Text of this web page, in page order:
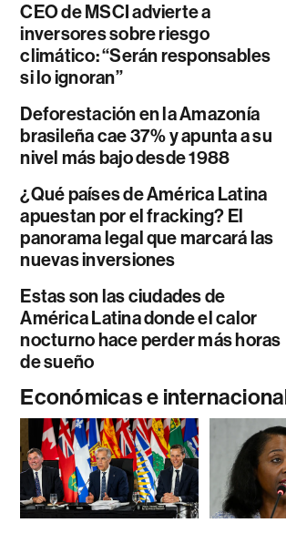
CEO de MSCI advierte a
inversores sobre riesgo
climático: “Serán responsables
si lo ignoran”
Deforestación en la Amazonía
brasileña cae 37% y apunta a su
nivel más bajo desde 1988
¿Qué países de América Latina
apuestan por el fracking? El
panorama legal que marcará las
nuevas inversiones
Estas son las ciudades de
América Latina donde el calor
nocturno hace perder más horas
de sueño
Económicas e